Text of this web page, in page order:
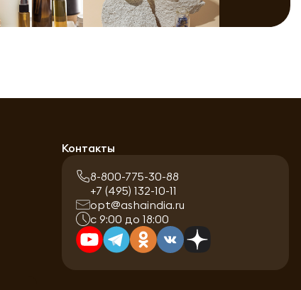
Контакты
8-800-775-30-88
+7 (495) 132-10-11
opt@ashaindia.ru
с 9:00 до 18:00